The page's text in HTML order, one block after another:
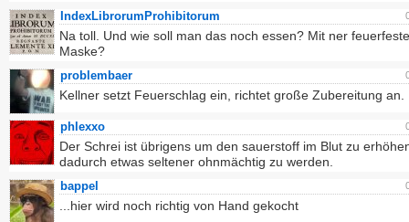
IndexLibrorumProhibitorum
Na toll. Und wie soll man das noch essen? Mit ner
Maske?
problembaer
Kellner setzt Feuerschlag ein, richtet große Zubereitung an.
phlexxo
Der Schrei ist übrigens um den sauerstoff im Blut zu
dadurch etwas seltener ohnmächtig zu werden.
bappel
...hier wird noch richtig von Hand gekocht